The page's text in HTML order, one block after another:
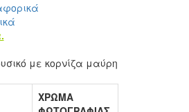
με κορνίζα μαύρη
ΧΡΩΜΑ